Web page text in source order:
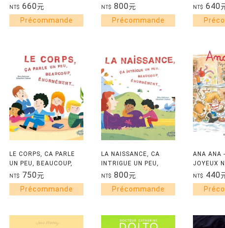
NT$ 660元 NT$ 800元 NT$ 640
LE CORPS, CA PARLE
UN PEU, BEAUCOUP,
ENORMEMENT
NT$ 750元
LA NAISSANCE, CA
INTRIGUE UN PEU,
BEAUCOUP,
ENORMEMENT...
NT$ 800元
ANA ANA
JOYEUX
NT$ 440